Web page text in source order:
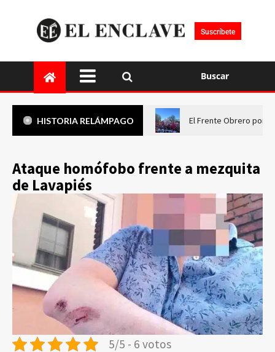
Suscríbete
Buscar
HISTORIA RELÁMPAGO El Frente Obrero pone
Ataque homófobo frente a mezquita
de Lavapiés
5/5 - 6 votos